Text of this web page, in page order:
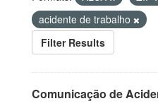
acidente de trabalho
Filter Results
Comunicação de